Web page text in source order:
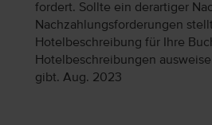
fordert. Sollte ein derartiger
Nachzahlungsforderungen
Hotelbeschreibung für Ihre
Hotelbeschreibungen
gibt. Aug. 2023